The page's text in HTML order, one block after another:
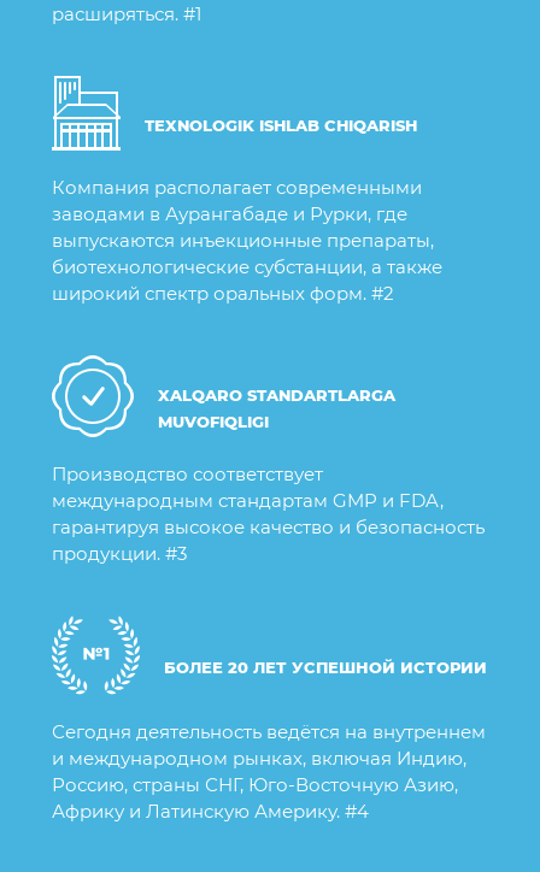
расширяться. #1
TEXNOLOGIK ISHLAB CHIQARISH
Компания располагает современными
заводами в Аурангабаде и Рурки, где
выпускаются инъекционные препараты,
биотехнологические субстанции, а также
широкий спектр оральных форм. #2
XALQARO STANDARTLARGA
MUVOFIQLIGI
Производство соответствует
международным стандартам GMP и FDA,
гарантируя высокое качество и безопасность
продукции. #3
БОЛЕЕ 20 ЛЕТ УСПЕШНОЙ ИСТОРИИ
Сегодня деятельность ведётся на внутреннем
и международном рынках, включая Индию,
Россию, страны СНГ, Юго-Восточную Азию,
Африку и Латинскую Америку. #4